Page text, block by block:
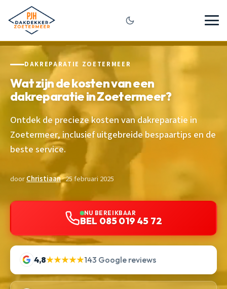
DAKREPARATIE ZOETERMEER
Wat zijn de kosten van een
dakreparatie in Zoetermeer?
Ontdek de precieze kosten van dakreparatie in
Zoetermeer, inclusief uitgebreide bespaartips en de
beste service.
doorChristiaan· 25 februari 2025
NU BEREIKBAAR
BEL 085 019 45 72
4,8★★★★★143 Google reviews